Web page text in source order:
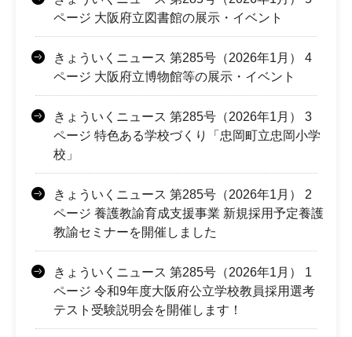
ページ 大阪府立図書館の展示・イベント
きょういくニュース 第285号（2026年1月） 4
ページ 大阪府立博物館等の展示・イベント
きょういくニュース 第285号（2026年1月） 3
ページ 特色ある学校づくり「忠岡町立忠岡小学
校」
きょういくニュース 第285号（2026年1月） 2
ページ 養護教諭育成支援事業 新規採用予定養護
教諭セミナーを開催しました
きょういくニュース 第285号（2026年1月） 1
ページ 令和9年度大阪府公立学校教員採用選考
テスト受験説明会を開催します！